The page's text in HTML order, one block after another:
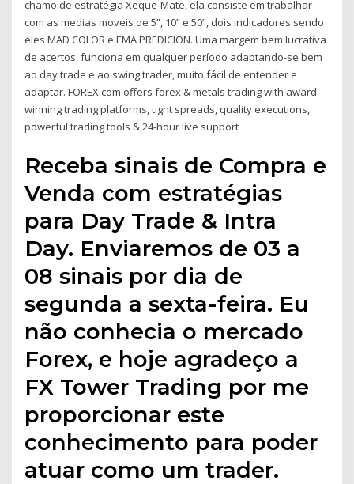
chamo de estratégia Xeque-Mate, ela consiste em trabalhar
com as medias moveis de 5”, 10” e 50”, dois indicadores sendo
eles MAD COLOR e EMA PREDICION. Uma margem bem lucrativa
de acertos, funciona em qualquer período adaptando-se bem
ao day trade e ao swing trader, muito fácil de entender e
adaptar. FOREX.com offers forex & metals trading with award
winning trading platforms, tight spreads, quality executions,
powerful trading tools & 24-hour live support
Receba sinais de Compra e
Venda com estratégias
para Day Trade & Intra
Day. Enviaremos de 03 a
08 sinais por dia de
segunda a sexta-feira. Eu
não conhecia o mercado
Forex, e hoje agradeço a
FX Tower Trading por me
proporcionar este
conhecimento para poder
atuar como um trader.